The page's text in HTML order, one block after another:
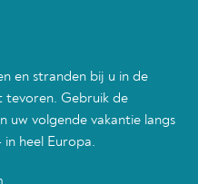
en stranden bij u in de
tevoren. Gebruik de
uw volgende vakantie langs
heel Europa.